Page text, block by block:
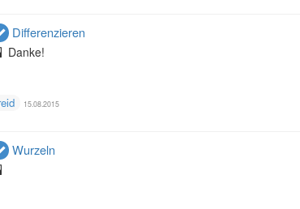
Differenzieren
Danke!
15.08.2015
Wurzeln